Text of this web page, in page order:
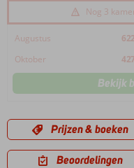
Nog 3
Augustus 622
Oktober
427
Bekijk
Prijzen & boeken
Beoordelingen